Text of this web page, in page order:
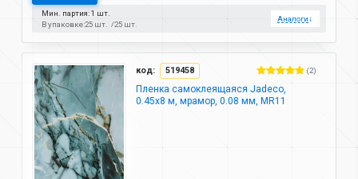
Мин. партия: 1 шт.
В упаковке:25 шт. 25 шт.
Аналоги↓
код: 519458 (2)
Пленка самоклеящаяся Jadeco,
0.45х8 м, мрамор, 0.08 мм, MR11